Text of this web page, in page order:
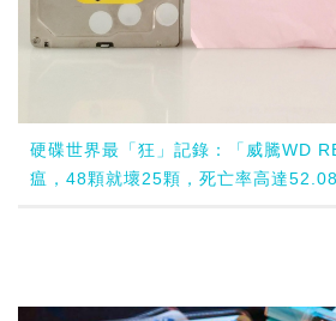
硬碟世界最「狂」記錄：「威騰WD
瘟，48顆就壞25顆，死亡率高達